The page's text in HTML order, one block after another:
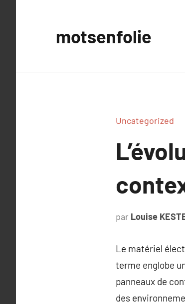
motsenfolie
Uncategorized
par Louise
Le matériel
terme englobe
panneaux de
des